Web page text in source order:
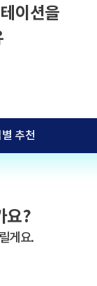
이션을
추천
요?
게요.